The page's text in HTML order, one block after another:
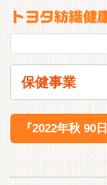
保健事業
『2022年秋 90